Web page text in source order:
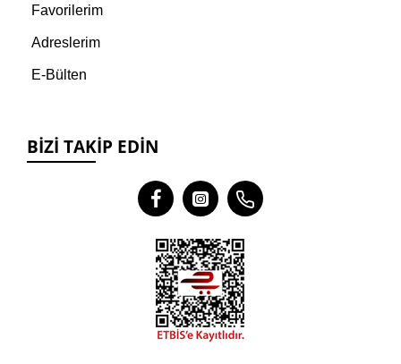
Favorilerim
Adreslerim
E-Bülten
BIZI TAKIP EDIN